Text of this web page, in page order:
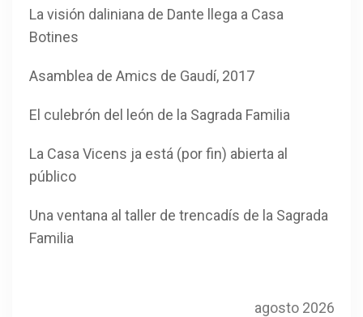
La visión daliniana de Dante llega a Casa
Botines
Asamblea de Amics de Gaudí, 2017
El culebrón del león de la Sagrada Familia
La Casa Vicens ja está (por fin) abierta al
público
Una ventana al taller de trencadís de la Sagrada
Familia
agosto 2026